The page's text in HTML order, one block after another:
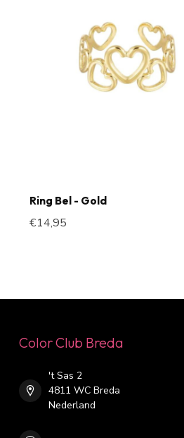
Ring Bel - Gold
€14,95
Color Club Breda
't Sas 2
4811 WC Breda
Nederland